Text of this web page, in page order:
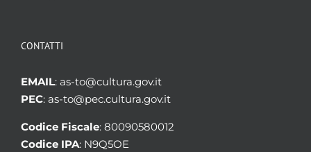
CONTATTI
EMAIL: as-to@cultura.gov.it
PEC: as-to@pec.cultura.gov.it
Codice Fiscale: 80090580012
Codice IPA: N9Q5OE